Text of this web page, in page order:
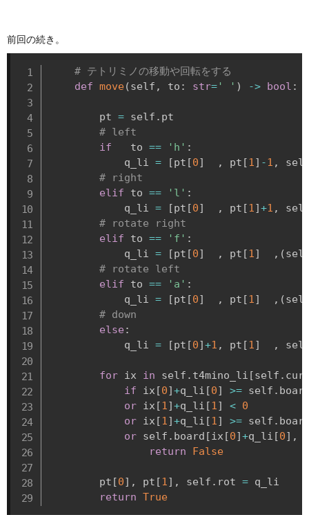
前回の続き。
# テトリミノの移動や回転をする
def move(self , to : str= ' ' ) -> bool :
        pt
= self . pt
# left
if
   to
== 'h' :
            q_li
= [pt [0] , pt [1 ] -1 ,
# right
elif to == 'l' :
            q_li
= [pt [0] , pt [1 ]+1 ,
# rotate right
elif to == 'f' :
            q_li
= [pt [0] , pt [1 ] , (
# rotate left
elif to == 'a' :
            q_li
= [pt [0] , pt [1 ] , (
# down
else :
            q_li
= [pt [0]+1 , pt [1 ] ,
for ix in self . t4mino_li [self . cur
if ix [0]+q_li [0] >= self .
or ix [1 ]+q_li [1 ] < 0
or ix [1 ]+q_li [1 ] >= self .
or self . board [ ix [0]+q_li [0] ,
return
False
        pt
[0] , pt [1 ] , self . rot = q_li
return True